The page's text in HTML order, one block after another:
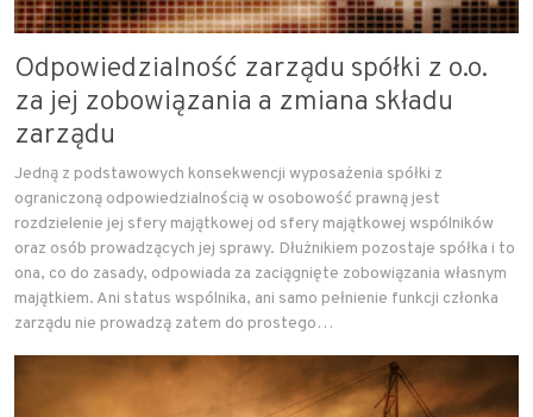
Odpowiedzialność zarządu spółki z o.o.
za jej zobowiązania a zmiana składu
zarządu
Jedną z podstawowych konsekwencji wyposażenia spółki z
ograniczoną odpowiedzialnością w osobowość prawną jest
rozdzielenie jej sfery majątkowej od sfery majątkowej wspólników
oraz osób prowadzących jej sprawy. Dłużnikiem pozostaje spółka i to
ona, co do zasady, odpowiada za zaciągnięte zobowiązania własnym
majątkiem. Ani status wspólnika, ani samo pełnienie funkcji członka
zarządu nie prowadzą zatem do prostego…